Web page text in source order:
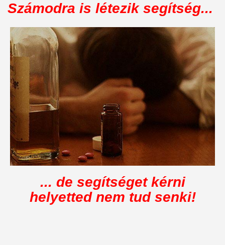
Számodra is létezik segítség...
... de segítséget kérni
helyetted nem tud senki!